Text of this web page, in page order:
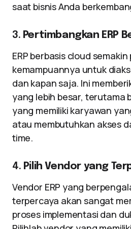
saat bisnis Anda
3. Pertimbangkan ERP
ERP berbasis cloud
kemampuannya untuk
dan kapan saja. Ini
yang lebih besar, terutama
yang memiliki karyawan
atau membutuhkan akses
time.
4. Pilih Vendor yang
Vendor ERP yang
terpercaya akan sangat
proses implementasi dan